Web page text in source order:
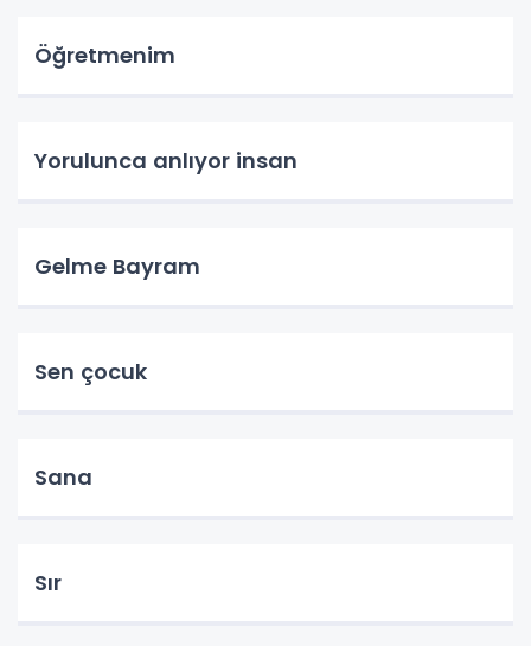
Öğretmenim
Yorulunca anlıyor insan
Gelme Bayram
Sen çocuk
Sana
Sır